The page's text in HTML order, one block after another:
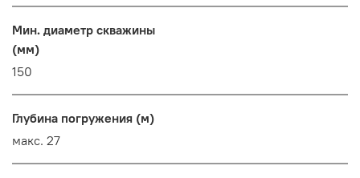
Мин. диаметр скважины
(мм)
150
Глубина погружения (м)
макс. 27